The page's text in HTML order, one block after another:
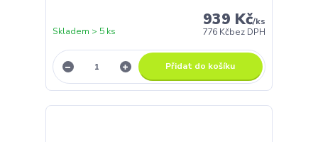
939 Kč/ks
776 Kčbez DPH
Skladem > 5 ks
Přidat do košíku